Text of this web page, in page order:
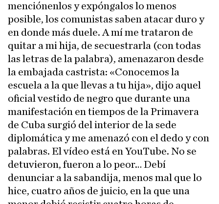
menciónenlos y expóngalos lo menos
posible, los comunistas saben atacar duro y
en donde más duele. A mí me trataron de
quitar a mi hija, de secuestrarla (con todas
las letras de la palabra), amenazaron desde
la embajada castrista: «Conocemos la
escuela a la que llevas a tu hija», dijo aquel
oficial vestido de negro que durante una
manifestación en tiempos de la Primavera
de Cuba surgió del interior de la sede
diplomática y me amenazó con el dedo y con
palabras. El vídeo está en YouTube. No se
detuvieron, fueron a lo peor… Debí
denunciar a la sabandija, menos mal que lo
hice, cuatro años de juicio, en la que una